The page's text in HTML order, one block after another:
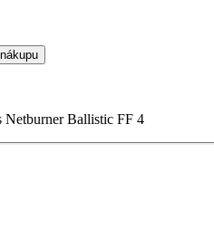
Netburner Ballistic FF 4